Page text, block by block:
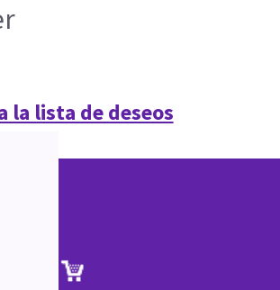
la lista de deseos